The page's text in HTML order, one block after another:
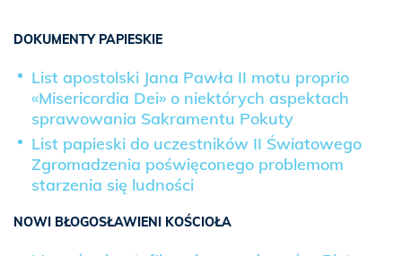
DOKUMENTY PAPIESKIE
List apostolski Jana Pawła II motu proprio
«Misericordia Dei» o niektórych aspektach
sprawowania Sakramentu Pokuty
List papieski do uczestników II Światowego
Zgromadzenia poświęconego problemom
starzenia się ludności
NOWI BŁOGOSŁAWIENI KOŚCIOŁA